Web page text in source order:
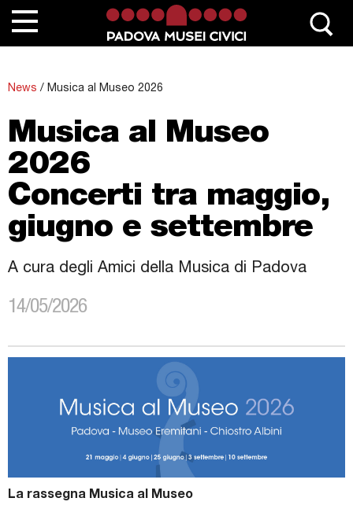
Musei
Sedi monumentali
Scuole
Eventi e mostre
News
Collezioni
Facebook
Instagram
News / Musica al Museo 2026
Musica al Museo
2026
Concerti tra maggio,
giugno e settembre
A cura degli Amici della Musica di Padova
14/05/2026
La rassegna Musica al Museo